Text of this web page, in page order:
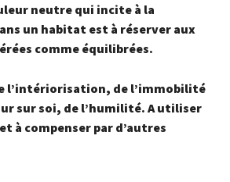
neutre qui incite à la
un habitat est à réserver aux
comme équilibrées.
l’intériorisation, de l’immobilité
sur soi, de l’humilité. A utiliser
à compenser par d’autres